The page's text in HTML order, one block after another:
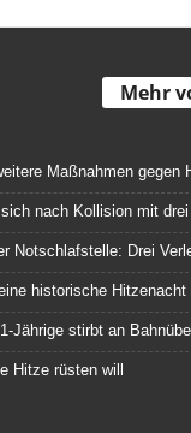
Mehr
Maßnahmen gegen
nach Kollision mit drei
Notschlafstelle: Drei
historische Hitzenacht
Jährige stirbt an
Hitze rüsten will